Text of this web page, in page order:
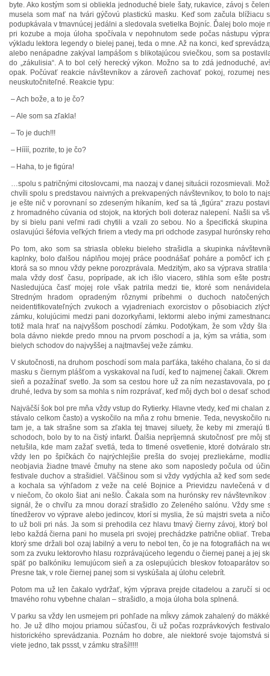
byte. Ako kostým som si obliekla jednoduché biele šaty, rukavice, závoj s
musela som mať na tvári gýčovú plastickú masku. Keď som začula blížiacu
podupkávala v tmavnúcej jedálni a sledovala svetielka Bojníc. Ďalej bolo moje
pri kozube a moja úloha spočívala v nepohnutom sede počas nástupu
výkladu lektora legendy o bielej panej, teda o mne. Až na konci, keď
alebo nenápadne zakýval lampášom s blikotajúcou sviečkou, som sa
do „zákulisia“. A to bol celý herecký výkon. Možno sa to zdá jednoduché,
opak. Počúvať reakcie návštevníkov a zároveň zachovať pokoj, rozumej
neuskutočniteľné. Reakcie typu:
–Ach bože, a to je čo?
–Ale som sa zľakla!
–To je duch!!!
– Híííí, pozrite, to je čo?
– Haha, to je figúra!
…spolu s patričnými citoslovcami, ma naozaj v danej situácii rozosmievali.
chvíli spolu s predstavou naivných a prekvapených návštevníkov, to bolo to
je ešte nič v porovnaní so zdeseným híkaním, keď sa tá „figúra“ zrazu
z hromadného cúvania od stojok, na ktorých boli doteraz nalepení. Našli sa
by si bielu pani veľmi radi chytili a vzali zo sebou. No a špecifická
oslavujúci šéfovia veľkých firiem a vtedy ma pri odchode zasypal hurónsky
Po tom, ako som sa striasla obleku bieleho strašidla a skupinka
kaplnky, bolo ďalšou náplňou mojej práce poodnášať poháre a pomôcť ich
ktorá sa so mnou vždy pekne porozprávala. Medzitým, ako sa výprava
mala vždy dosť času, poprípade, ak ich išlo viacero, stihla som ešte
Nasledujúca časť mojej role však patrila medzi tie, ktoré som
Stredným hradom opradeným rôznymi príbehmi o duchoch
neidentifikovateľných zvukoch a vyjadreniach exorcistov o pôsobiacich
zámku, kolujúcimi medzi pani dozorkyňami, lektormi alebo inými
totiž mala hrať na najvyššom poschodí zámku. Podotýkam, že som vždy šla
bola dávno niekde predo mnou na prvom poschodí a ja, kým sa vrátia,
bielych schodov do najvyššej a najtmavšej veže zámku.
V skutočnosti, na druhom poschodí som mala parťáka, takého chalana, čo si
masku s čiernym plášťom a vyskakoval na ľudí, keď to najmenej čakali.
sieň a pozažínať svetlo. Ja som sa cestou hore už za ním nezastavovala, po
druhé, ledva by som sa mohla s ním rozprávať, keď môj dych bol o desať
Najväčší šok bol pre mňa vždy vstup do Rytierky. Hlavne vtedy, keď mi chalan
stávalo celkom často) a vyskočilo na mňa z rohu brnenie. Teda, nevyskočilo
tam je, a tak strašne som sa zľakla tej tmavej siluety, že keby mi zmerajú
schodoch, bolo by to na čistý infarkt. Ďalšia nepríjemná skutočnosť pre môj
netušila, kde mam zažať svetlá, teda to tlmené osvetlenie, ktoré dotváralo
vždy len po špičkách čo najrýchlejšie prešla do svojej prezliekárne,
neobjavia žiadne tmavé čmuhy na stene ako som naposledy počula od
festivale duchov a strašidiel. Väčšinou som si vždy vydýchla až keď som
a kochala sa výhľadom z veže na celé Bojnice a Prievidzu navlečená v
v niečom, čo okolo šiat ani nešlo. Čakala som na hurónsky rev
signál, že o chvíľu za mnou dorazí strašidlo zo Zeleného salónu. Vždy sme
tínedžerov vo výprave alebo jedincov, ktorí si myslia, že sú majstri sveta a
to už boli pri nás. Ja som si prehodila cez hlavu tmavý čierny závoj, ktorý
lebo každá čierna pani ho musela pri svojej prechádzke patrične obliať.
ktorý sme držali bol ozaj labilný a veru to nebol ten, čo je na fotografiách na
som za zvuku lektorovho hlasu rozprávajúceho legendu o čiernej panej a jej
späť po balkóniku lemujúcom sieň a za oslepujúcich bleskov fotoaparátov
Presne tak, v role čiernej panej som si vyskúšala aj úlohu celebrít.
Potom ma už len čakalo vydržať, kým výprava prejde citadelou a zaručí si
tmavého rohu vybehne chalan – strašidlo, a moja úloha bola splnená.
V parku sa vždy len usmejem pri pohľade na mĺkvy zámok zahalený do
ho. Je už dlho mojou priamou súčasťou, či už počas rozprávkových
historického sprevádzania. Poznám ho dobre, ale niektoré svoje tajomstvá
viete jedno, tak pssst, v zámku straší!!!!!